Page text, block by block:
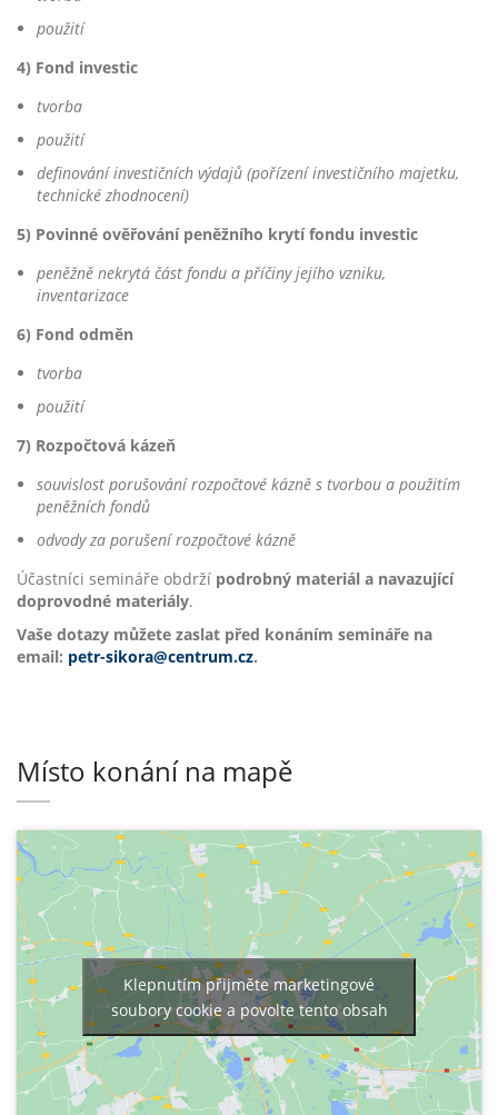
použití
4) Fond investic
tvorba
použití
definování investičních výdajů (pořízení investičního majetku,
technické zhodnocení)
5) Povinné ověřování peněžního krytí fondu investic
peněžně nekrytá část fondu a příčiny jejího vzniku,
inventarizace
6) Fond odměn
tvorba
použití
7) Rozpočtová kázeň
souvislost porušování rozpočtové kázně s tvorbou a použitím
peněžních fondů
odvody za porušení rozpočtové kázně
Účastníci semináře obdrží podrobný materiál a navazující
doprovodné materiály.
Vaše dotazy můžete zaslat před konáním semináře na
email: petr-sikora@centrum.cz.
Místo konání na mapě
Klepnutím přijměte marketingové
soubory cookie a povolte tento obsah